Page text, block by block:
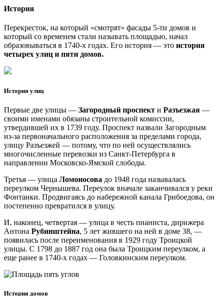
История
Перекресток, на который «смотрят» фасады 5-ти домов и
который со временем стали называть площадью, начал
образовываться в 1740-х годах. Его история — это история
четырех улиц и пяти домов.
История улиц
Первые две улицы — Загородный проспект и Разъезжая —
своими именами обязаны строительной комиссии,
утвердившей их в 1739 году. Проспект назвали Загородным
из-за первоначального расположения за пределами города,
улицу Разъезжей — потому, что по ней осуществлялись
многочисленные перевозки из Санкт-Петербурга в
направлении Московско-Ямской слободы.
Третья — улица Ломоносова до 1948 года называлась
переулком Чернышева. Переулок вначале заканчивался у реки
Фонтанки. Продвигаясь до набережной канала Грибоедова, он
постепенно превратился в улицу.
И, наконец, четвертая — улица в честь пианиста, дирижера
Антона Рубинштейна, 5 лет жившего на ней в доме 38, —
появилась после переименования в 1929 году Троицкой
улицы. С 1798 до 1887 год она была Троицким переулком, а
еще ранее в 1740-х годах — Головкинским переулком.
История домов